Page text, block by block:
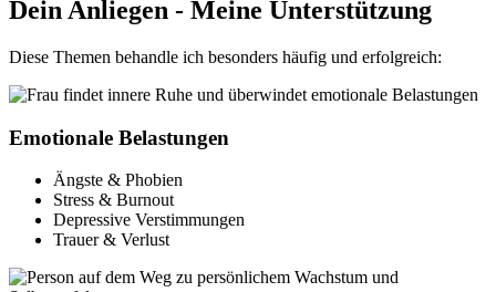
Dein Anliegen - Meine Unterstützung
Diese Themen behandle ich besonders häufig und erfolgreich:
Emotionale Belastungen
Ängste & Phobien
Stress & Burnout
Depressive Verstimmungen
Trauer & Verlust